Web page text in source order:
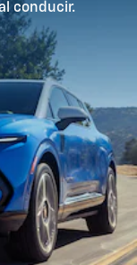
conducir.